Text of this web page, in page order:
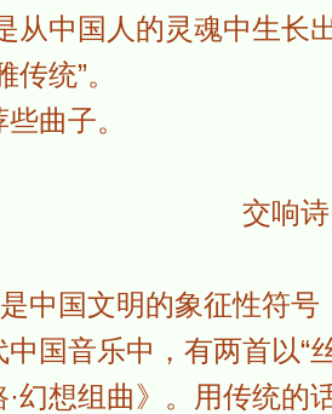
从中国人的灵魂中生长
统”。
曲子。
《丝路
国文明的象征性符号
国音乐中，有两首以“
幻想组曲》。用传统的